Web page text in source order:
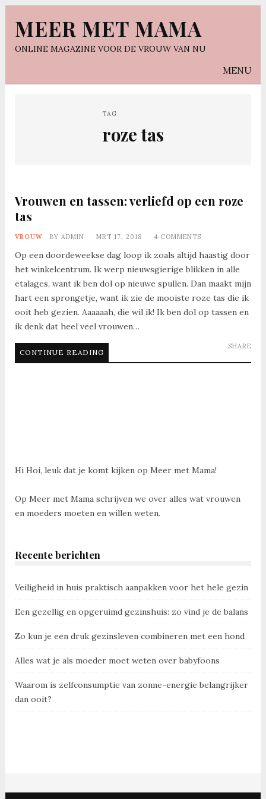
MEER MET MAMA
ONLINE MAGAZINE VOOR DE VROUW VAN NU
MENU
TAG
roze tas
Vrouwen en tassen: verliefd op een roze
tas
VROUW BY ADMIN MRT 17, 2018 4 COMMENTS
Op een doordeweekse dag loop ik zoals altijd haastig door
het winkelcentrum. Ik werp nieuwsgierige blikken in alle
etalages, want ik ben dol op nieuwe spullen. Dan maakt mijn
hart een sprongetje, want ik zie de mooiste roze tas die ik
ooit heb gezien. Aaaaaah, die wil ik! Ik ben dol op tassen en
ik denk dat heel veel vrouwen…
CONTINUE READING
SHARE
Hi Hoi, leuk dat je komt kijken op Meer met Mama!
Op Meer met Mama schrijven we over alles wat vrouwen
en moeders moeten en willen weten.
Recente berichten
Veiligheid in huis praktisch aanpakken voor het hele gezin
Een gezellig en opgeruimd gezinshuis: zo vind je de balans
Zo kun je een druk gezinsleven combineren met een hond
Alles wat je als moeder moet weten over babyfoons
Waarom is zelfconsumptie van zonne-energie belangrijker
dan ooit?